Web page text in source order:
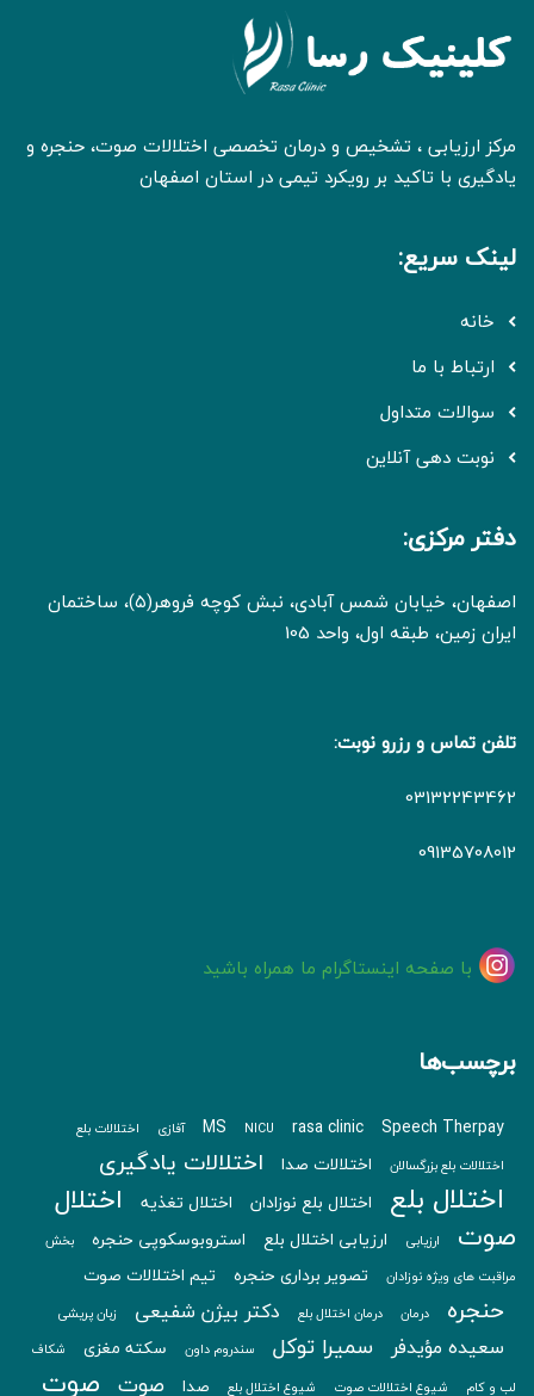
مرکز ارزیابی ، تشخیص و درمان تخصصی اختلالات صوت، حنجره و
یادگیری با تاکید بر رویکرد تیمی در استان اصفهان
لینک سریع:
خانه
ارتباط با ما
سوالات متداول
نوبت دهی آنلاین
دفتر مرکزی:
اصفهان، خیابان شمس آبادی، نبش کوچه فروهر(۵)، ساختمان
ایران زمین، طبقه اول، واحد 105
تلفن تماس و رزرو نوبت:
03132243462
09135708012
با صفحه اینستاگرام ما همراه باشید
برچسب‌ها
MS NICU rasa clinic Speech Therpay آفازی
اختلالات بلع
اختلالات بلع بزرگسالان
اختلالات صدا اختلالات یادگیری
اختلال بلع اختلال بلع نوزادان اختلال تغذیه
اختلال
صوت
ارزیابی ارزیابی اختلال بلع استروبوسکوپی حنجره
بخش
مراقبت های ویژه نوزادان
تصویر برداری حنجره تیم اختلالات صوت
حنجره درمان درمان اختلال بلع دکتر بیژن شفیعی زبان پریشی
سعیده مؤیدفر سمیرا توکل سندروم داون سکته مغزی
شکاف
لب و کام
شیوع اختلالات صوت شیوع اختلال بلع صدا صوت صوت